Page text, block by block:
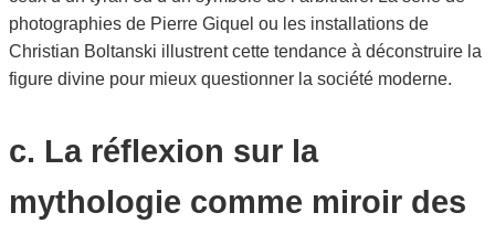
photographies de Pierre Giquel ou les installations de
Christian Boltanski illustrent cette tendance à déconstruire la
figure divine pour mieux questionner la société moderne.
c. La réflexion sur la
mythologie comme miroir des